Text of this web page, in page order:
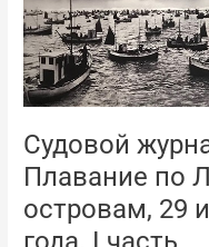
Судовой
Плавание по
островам, 29
«Джульетты».
Плавание
по
Лофотенским
островам,
29
июня
—
11